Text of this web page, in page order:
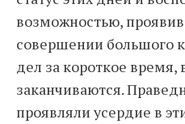
возможностью,
совершении большого
дел за короткое время,
заканчиваются.
проявляли усердие в